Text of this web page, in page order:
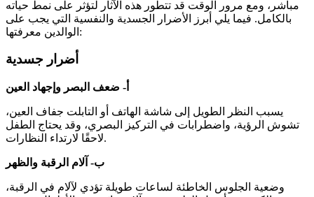
مباشر، ومع مرور الوقت قد تتطور هذه الآثار لتؤثر على نمط حياته
بالكامل. فيما يلي أبرز الأضرار الجسدية والنفسية التي يجب على
الوالدين معرفتها:
أضرار جسدية
أ- ضعف البصر وإجهاد العين
يسبب النظر الطويل إلى شاشة الهاتف أو التابلت جفاف العين،
تشوش الرؤية، واضطرابات في التركيز البصري، وقد يحتاج الطفل
لاحقًا لارتداء النظارات.
ب- آلام الرقبة والظهر
وضعية الجلوس الخاطئة لساعات طويلة تؤدي لآلام في الرقبة،